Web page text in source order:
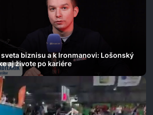
biznisu a k Ironmanovi: Lošonský
aj živote po kariére